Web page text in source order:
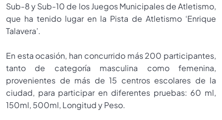
Sub-8 y Sub-10 de los Juegos Municipales de Atletismo,
que ha tenido lugar en la Pista de Atletismo ‘Enrique
Talavera’.
En esta ocasión, han concurrido más 200 participantes,
tanto de categoría masculina como femenina,
provenientes de más de 15 centros escolares de la
ciudad, para participar en diferentes pruebas: 60 ml,
150ml, 500ml, Longitud y Peso.